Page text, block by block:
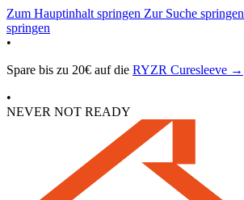
Zum Hauptinhalt springen Zur Suche springen
springen
•
Spare bis zu 20€ auf die RYZR Curesleeve →
•
NEVER NOT READY